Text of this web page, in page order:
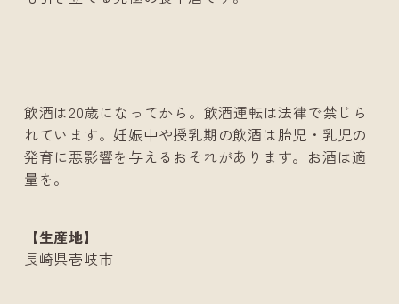
飲酒は20歳になってから。飲酒運転は法律で禁じら
れています。妊娠中や授乳期の飲酒は胎児・乳児の
発育に悪影響を与えるおそれがあります。お酒は適
量を。
【生産地】
長崎県壱岐市